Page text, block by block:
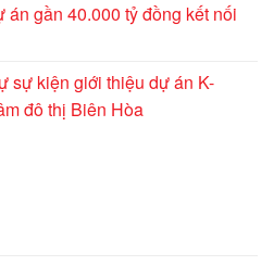
gần 40.000 tỷ đồng kết nối
sự kiện giới thiệu dự án K-
đô thị Biên Hòa